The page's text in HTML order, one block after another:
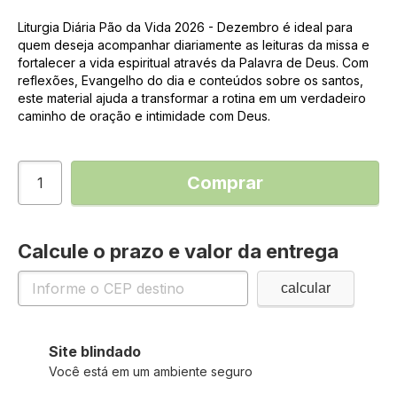
Liturgia Diária Pão da Vida 2026 - Dezembro é ideal para
quem deseja acompanhar diariamente as leituras da missa e
fortalecer a vida espiritual através da Palavra de Deus. Com
reflexões, Evangelho do dia e conteúdos sobre os santos,
este material ajuda a transformar a rotina em um verdadeiro
caminho de oração e intimidade com Deus.
Comprar
Calcule o prazo e valor da entrega
Site blindado
Você está em um ambiente seguro